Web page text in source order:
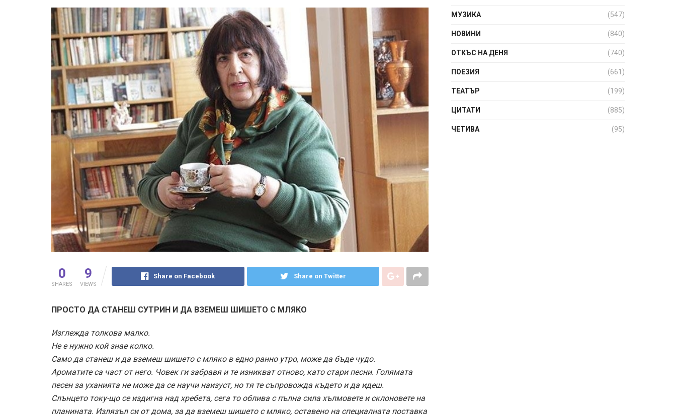
0
SHARES
9
VIEWS
Share on Facebook Share on Twitter
ПРОСТО ДА СТАНЕШ СУТРИН И ДА ВЗЕМЕШ ШИШЕТО С МЛЯКО
Изглежда толкова малко.
Не е нужно кой знае колко.
Само да станеш и да вземеш шишето с мляко в едно ранно утро, може да бъде чудо.
Ароматите са част от него. Човек ги забравя и те изникват отново, като стари песни. Голямата
песен за уханията не може да се научи наизуст, но тя те съпровожда където и да идеш.
Слънцето току-що се издигна над хребета, сега то облива с пълна сила хълмовете и склоновете на
планината. Излязъл си от дома, за да вземеш шишето с мляко, оставено на специалната поставка
МУЗИКА (547)
НОВИНИ (840)
ОТКЪС НА ДЕНЯ (740)
ПОЕЗИЯ (661)
ТЕАТЪР (199)
ЦИТАТИ (885)
ЧЕТИВА (95)